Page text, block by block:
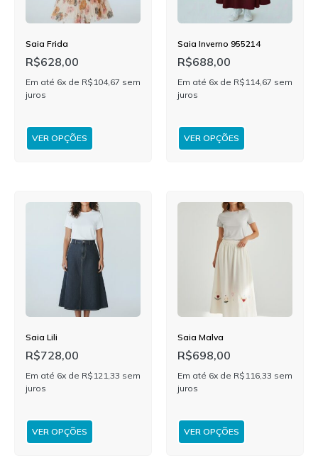
Saia Frida
R$628,00
Em até 6x de R$ 104,67 sem
juros
VER OPÇÕES
Saia Inverno 955214
R$688,00
Em até 6x de R$ 114,67 sem
juros
VER OPÇÕES
Saia Lili
R$728,00
Em até 6x de R$ 121,33 sem
juros
VER OPÇÕES
Saia Malva
R$698,00
Em até 6x de R$ 116,33 sem
juros
VER OPÇÕES